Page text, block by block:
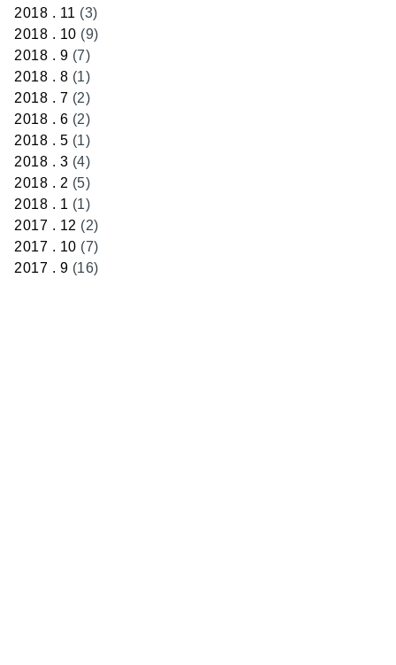
2018 . 11 (3)
2018 . 10 (9)
2018 . 9 (7)
2018 . 8 (1)
2018 . 7 (2)
2018 . 6 (2)
2018 . 5 (1)
2018 . 3 (4)
2018 . 2 (5)
2018 . 1 (1)
2017 . 12 (2)
2017 . 10 (7)
2017 . 9 (16)